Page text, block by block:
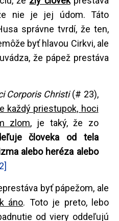
nie je jej údom. Táto
správne tvrdí, že ten,
byť hlavou Cirkvi, ale
že pápež prestáva
Corporis Christi(# 23),
e každý priestupok, hoci
zlom, je taký, že zo
človeka od tela
alebo heréza alebo
byť pápežom, ale
áno. Toto je preto, lebo
od viery oddeľujú